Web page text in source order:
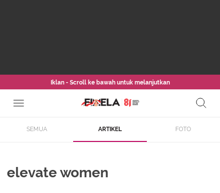
Iklan - Scroll ke bawah untuk melanjutkan
SEMUA ARTIKEL FOTO
elevate women